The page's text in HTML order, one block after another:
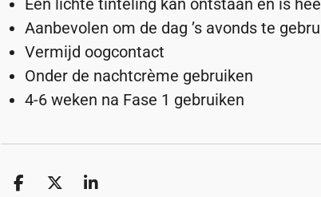
Een lichte tinteling kan ontstaan en is
Aanbevolen om de dag ’s avonds te
Vermijd oogcontact
Onder de nachtcrème gebruiken
4-6 weken na Fase 1 gebruiken
D
D
S